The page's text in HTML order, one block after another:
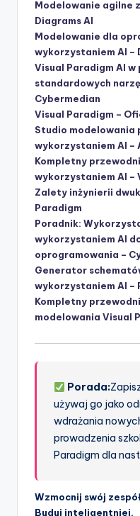
Modelowanie agilne
Diagrams AI
Modelowanie dla
wykorzystaniem AI –
Visual Paradigm AI w
standardowych
Cybermedian
Visual Paradigm –
Studio modelowania
wykorzystaniem AI –
Kompletny
wykorzystaniem AI –
Zalety inżynierii
Paradigm
Poradnik:
wykorzystaniem AI
oprogramowania –
Generator
wykorzystaniem AI –
Kompletny
modelowania Visual
Porada:
używaj go jako
wdrażania
prowadzenia
Paradigm dla
Wzmocnij swój
Buduj inteligentniej.